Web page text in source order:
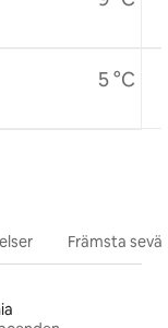
5 °C
Främsta